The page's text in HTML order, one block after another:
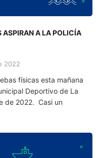
2022
físicas esta mañana
Deportivo de La
de 2022. Casi un